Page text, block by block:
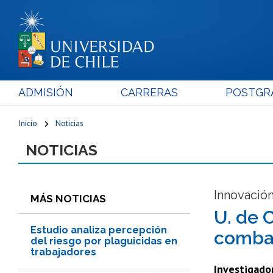
ADMISIÓN CARRERAS
Inicio Noticias
NOTICIAS
MÁS NOTICIAS
Estudio analiza percepción
del riesgo por plaguicidas en
trabajadores
Innovación
U. de